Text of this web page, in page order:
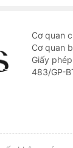
Cơ quan
Cơ quan
Giấy
483/GP-